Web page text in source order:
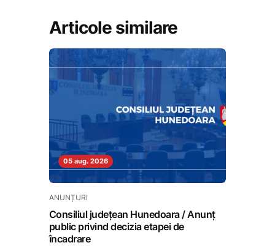
Articole similare
05 aug. 2026
ANUNȚURI
Consiliul județean Hunedoara / Anunț
public privind decizia etapei de
încadrare